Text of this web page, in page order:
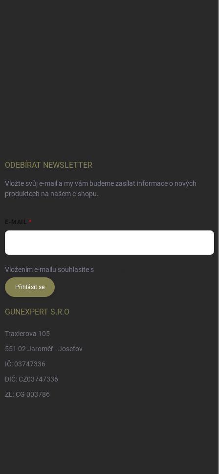
ODEBÍRAT NEWSLETTER
Vložte svůj e-mail a my vám budeme zasílat informace o nových
produktech na našem e-shopu.
E-MAIL
Vložením e-mailu souhlasíte s
Přihlásit se
GUNEXPERT S.R.O
Traxlerova 105
551 02 Jaroměř - Josefov
IČ: 03747336
DIČ: CZ03747336
ZL: CG 003786